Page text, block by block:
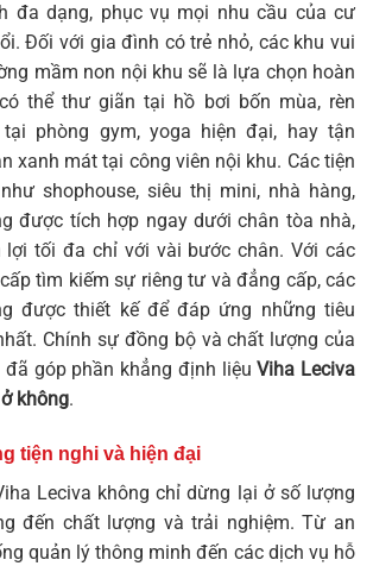
đa dạng, phục vụ mọi nhu cầu của cư
Đối với gia đình có trẻ nhỏ, các khu vui
mầm non nội khu sẽ là lựa chọn hoàn
thể thư giãn tại hồ bơi bốn mùa, rèn
tại phòng gym, yoga hiện đại, hay tận
xanh mát tại công viên nội khu. Các tiện
shophouse, siêu thị mini, nhà hàng,
được tích hợp ngay dưới chân tòa nhà,
lợi tối đa chỉ với vài bước chân. Với các
tìm kiếm sự riêng tư và đẳng cấp, các
được thiết kế để đáp ứng những tiêu
Chính sự đồng bộ và chất lượng của
đã góp phần khẳng định liệuViha Leciva
không.
tiện nghi và hiện đại
Leciva không chỉ dừng lại ở số lượng
đến chất lượng và trải nghiệm. Từ an
quản lý thông minh đến các dịch vụ hỗ